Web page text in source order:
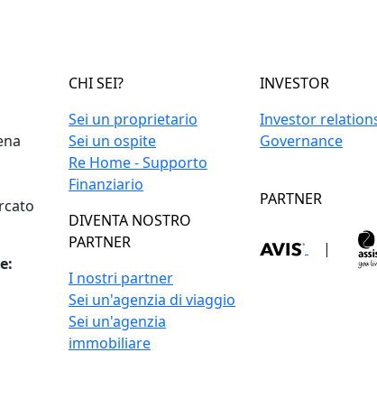
CHI SEI?
Sei un proprietario
Sei un ospite
Re Home - Supporto
Finanziario
DIVENTA NOSTRO
PARTNER
I nostri partner
Sei un'agenzia di viaggio
Sei un'agenzia
immobiliare
INVESTOR
Investor
Governance
PARTNER
|